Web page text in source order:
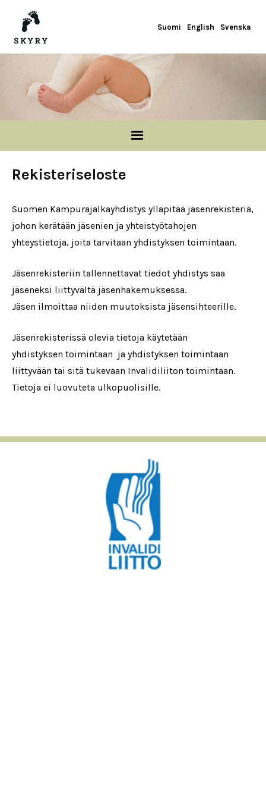
Suomi English Svenska
Rekisteriseloste
Suomen Kampurajalkayhdistys ylläpitää jäsenrekisteriä,
johon kerätään jäsenien ja yhteistyötahojen
yhteystietoja, joita tarvitaan yhdistyksen toimintaan.
Jäsenrekisteriin tallennettavat tiedot yhdistys saa
jäseneksi liittyvältä jäsenhakemuksessa.
Jäsen ilmoittaa niiden muutoksista jäsensihteerille.
Jäsenrekisterissä olevia tietoja käytetään
yhdistyksen toimintaan ja yhdistyksen toimintaan
liittyvään tai sitä tukevaan Invalidiliiton toimintaan.
Tietoja ei luovuteta ulkopuolisille.